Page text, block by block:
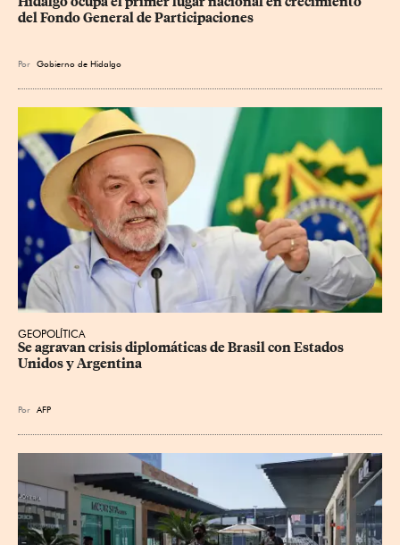
del Fondo General de Participaciones
Por Gobierno de Hidalgo
GEOPOLÍTICA
Se agravan crisis diplomáticas de Brasil con Estados
Unidos y Argentina
Por AFP